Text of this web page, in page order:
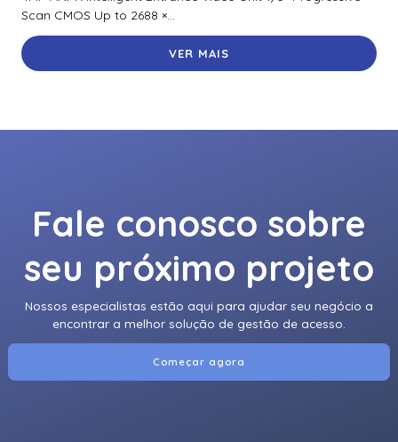
Scan CMOS Up to 2688 ×...
VER MAIS
Fale conosco sobre
seu próximo projeto
Nossos especialistas estão aqui para ajudar seu negócio a
encontrar a melhor solução de gestão de acesso.
Começar agora